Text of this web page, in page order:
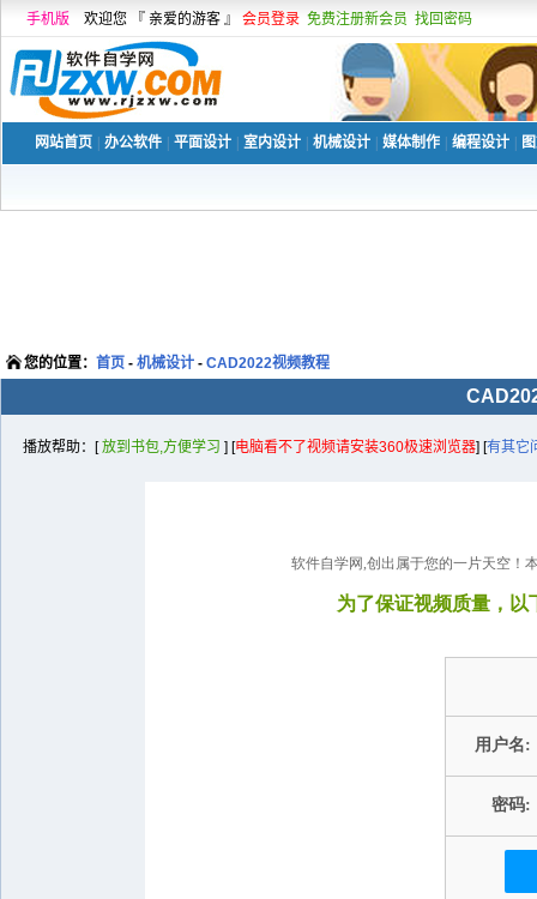
手机版 欢迎您 『 亲爱的游客 』 会员登录 免费注册新会员 找回密码
网站首页 办公软件 平面设计 室内设计 机械设计 媒体制作 编程设计
您的位置： 首页 - 机械设计 - CAD2022视频教程
播放帮助：[放到书包,方便学习 ] [电脑看不了视频请安装360极速浏览器] [有其它